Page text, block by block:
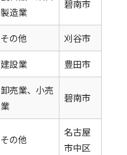
製造業
碧南市
その他
刈谷市
建設業 豊田市
卸売業、小売
業
碧南市
その他
名古屋
市中区